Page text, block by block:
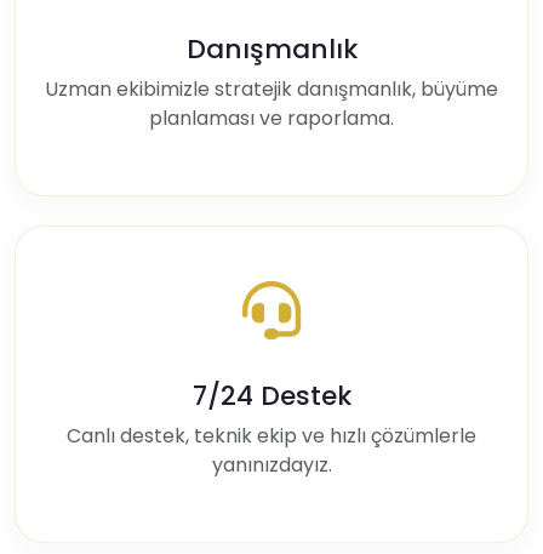
Danışmanlık
Uzman ekibimizle stratejik danışmanlık, büyüme
planlaması ve raporlama.
7/24 Destek
Canlı destek, teknik ekip ve hızlı çözümlerle
yanınızdayız.